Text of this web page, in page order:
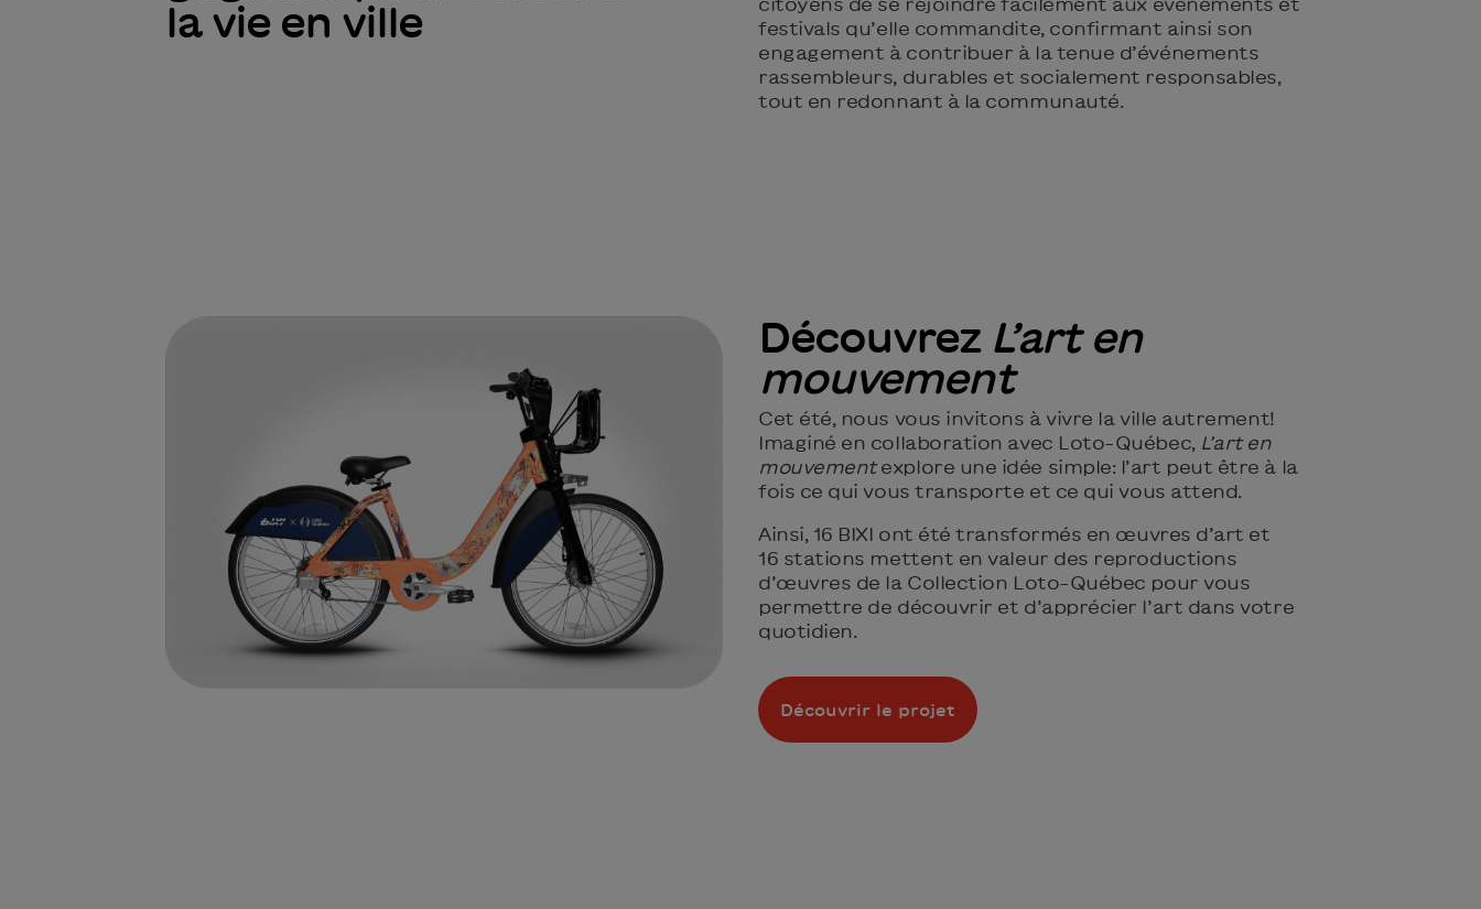
la vie en ville
citoyens de se rejoindre facilement aux événements et
festivals qu’elle commandite, confirmant ainsi son
engagement à contribuer à la tenue d’événements
rassembleurs, durables et socialement responsables,
tout en redonnant à la communauté.
Découvrez L’art en
mouvement
Cet été, nous vous invitons à vivre la ville autrement!
Imaginé en collaboration avec Loto-Québec, L’art en
mouvementexplore une idée simple: l’art peut être à la
fois ce qui vous transporte et ce qui vous attend.
Ainsi, 16 BIXI ont été transformés en œuvres d’art et
16 stations mettent en valeur des reproductions
d’œuvres de la Collection Loto-Québec pour vous
permettre de découvrir et d’apprécier l’art dans votre
quotidien.
Découvrir le projet